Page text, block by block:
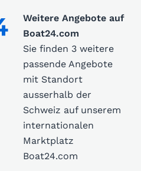
Weitere Angebote auf
Boat24.com
Sie finden 3 weitere
passende Angebote
mit Standort
ausserhalb der
Schweiz auf unserem
internationalen
Marktplatz
Boat24.com